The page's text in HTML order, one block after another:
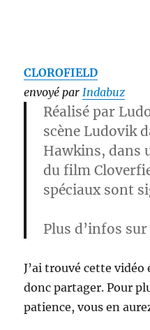
CLOROFIELD
envoyé parIndabuz
Réalisé par
scène Ludovik
Hawkins, dans
du film
spéciaux sont
Plus d’infos
J’ai trouvé cette
donc partager. Pour
patience, vous en